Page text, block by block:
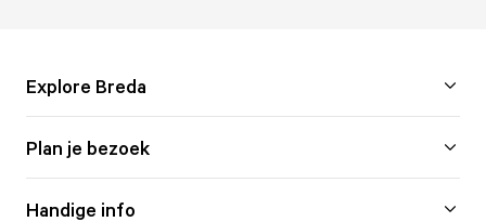
Explore Breda
Plan je bezoek
Handige info